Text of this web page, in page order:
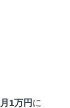
月1万円 に